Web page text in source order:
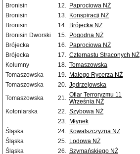
Bronisin 12. Paprociowa NŻ
Bronisin
13. Konspiracji NŻ
Bronisin
14. Brójecka NŻ
Bronisin Dworski
15. Pogodna NŻ
Brójecka
16. Paprociowa NŻ
Brójecka
17. Czternastu Straconych NŻ
Kolumny
18. Tomaszowska
Tomaszowska
19. Małego Rycerza NŻ
Tomaszowska
20. Jędrzejowska
Tomaszowska
21. Ofiar Terroryzmu 11
Września NŻ
Kotoniarska 22. Szybowa NŻ
23. Młynek
Śląska
24. Kowalszczyzna NŻ
Śląska
25. Lodowa NŻ
Śląska
26. Szymańskiego NŻ